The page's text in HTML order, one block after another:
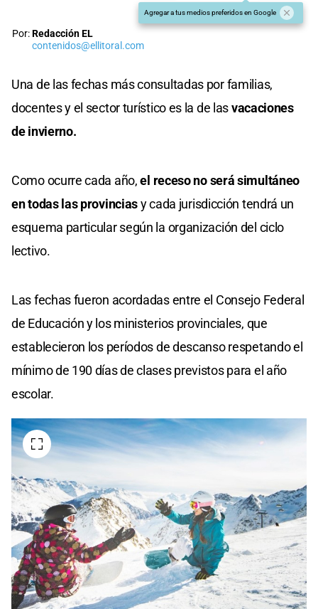
Agregar a tus medios preferidos en Google
Por:Redacción EL
contenidos@ellitoral.com
Una de las fechas más consultadas por familias,
docentes y el sector turístico es la de lasvacaciones
de invierno.
Como ocurre cada año,el receso no será simultáneo
en todas las provinciasy cada jurisdicción tendrá un
esquema particular según la organización del ciclo
lectivo.
Las fechas fueron acordadas entre el Consejo Federal
de Educación y los ministerios provinciales, que
establecieron los períodos de descanso respetando el
mínimo de 190 días de clases previstos para el año
escolar.